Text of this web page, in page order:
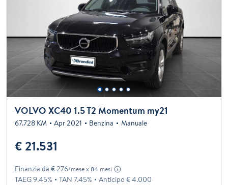
VOLVO XC40 1.5 T2 Momentum my21
67.728 KM Apr 2021 Benzina Manuale
€ 21.531
Finanzia da € 276/mese x 84 mesi
TAEG 9.45% TAN 7.45% Anticipo € 4.000